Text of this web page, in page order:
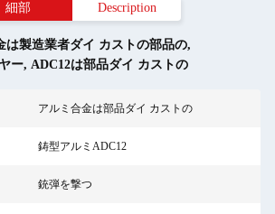
細部 Description
は製造業者ダイ カストの部品の,
ー, ADC12は部品ダイ カストの
アルミ合金は部品ダイ カストの
鋳型アルミADC12
銃弾を撃つ